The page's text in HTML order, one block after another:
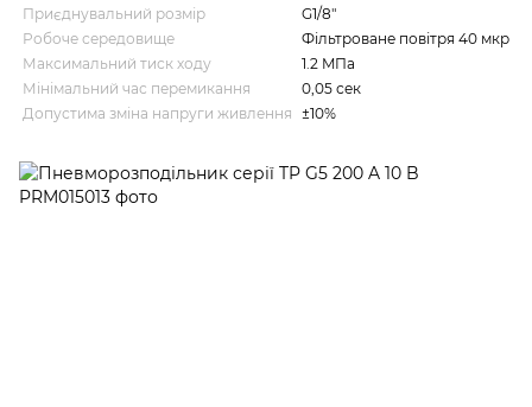
Приєднувальний розмір
G1/8"
Робоче середовище
Фільтроване повітря 40 мкр
Максимальний тиск ходу
1.2 MПа
Мінімальний час перемикання
0,05 сек
Допустима зміна напруги живлення ±10%